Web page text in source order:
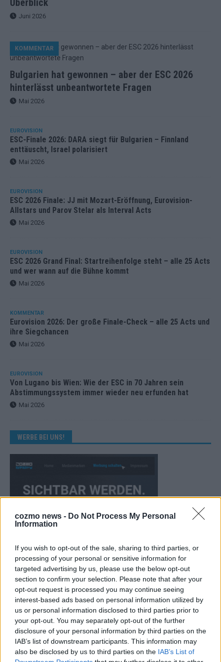
cozmo news - Do Not Process My Personal
Information
If you wish to opt-out of the sale, sharing to third parties, or
processing of your personal or sensitive information for
targeted advertising by us, please use the below opt-out
section to confirm your selection. Please note that after your
opt-out request is processed you may continue seeing
interest-based ads based on personal information utilized by
us or personal information disclosed to third parties prior to
your opt-out. You may separately opt-out of the further
disclosure of your personal information by third parties on the
IAB’s list of downstream participants. This information may
also be disclosed by us to third parties on the IAB’s List of
Überblick
Juni 2026
Bulgarien hat gewonnen – aber der ESC 2026
hinterlässt unbeantwortete Fragen
KOMMENTAR
Mai 2026
EUROVISION
ESC-Finale 2026: DARA siegt für Bulgarien – Finnland
enttäuscht, Israel polarisiert
Mai 2026
EUROVISION
ESC 2026 Finale: JJ mit Mozart-Eröffnung, Eurovision-
Allstars und Parov Stelar als Interval Acts
Mai 2026
EUROVISION
ESC 2026 Grand Final: Startreihenfolge steht – alle 25 Acts
und wer wann auf die Bühne kommt
Mai 2026
KOMMENTAR
Eurovision 2026: Der große Finale-Check – alle 25 Acts und
ihre Siegchancen
Mai 2026
EUROVISION
Von Lugano bis Wien: Wie der ESC in 70 Jahren sein
Abstimmungssystem immer wieder neu erfunden hat
Mai 2026
WERBE BEI UNS!
KEINE NEWS MEHR VERPASSEN
ANZEIGE